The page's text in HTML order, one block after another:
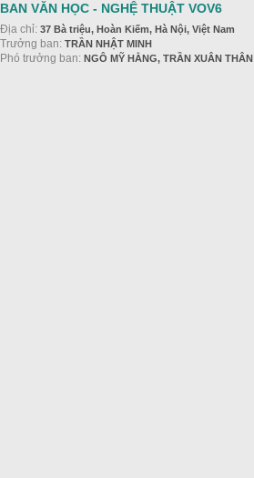
BAN VĂN HỌC - NGHỆ THUẬT VOV6
Địa chỉ: 37 Bà triệu, Hoàn Kiếm, Hà Nội, Việt Nam
Trưởng ban: TRẦN NHẬT MINH
Phó trưởng ban: NGÔ MỸ HẰNG, TRẦN XUÂN THÂN